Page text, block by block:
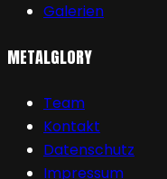
Galerien
METALGLORY
Team
Kontakt
Datenschutz
Impressum